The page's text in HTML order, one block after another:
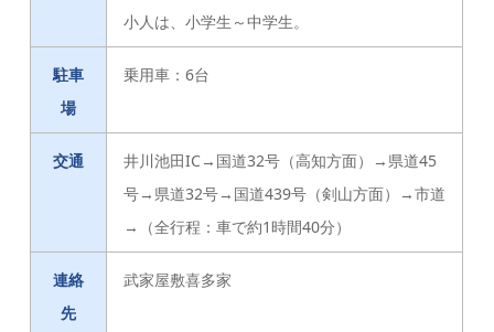
小人は、小学生～中学生。
駐車
場
乗用車：6台
交通
井川池田IC→国道32号（高知方面）→県道45
号→県道32号→国道439号（剣山方面）→市道
→（全行程：車で約1時間40分）
連絡
先
武家屋敷喜多家